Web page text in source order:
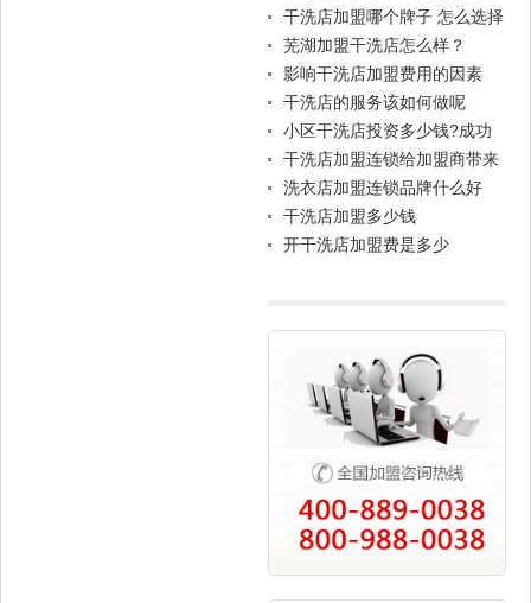
干洗店加盟哪个牌子 怎么选择
芜湖加盟干洗店怎么样？
影响干洗店加盟费用的因素
干洗店的服务该如何做呢
小区干洗店投资多少钱?成功
店主分享
干洗店加盟连锁给加盟商带来
的帮助
洗衣店加盟连锁品牌什么好
干洗店加盟多少钱
开干洗店加盟费是多少